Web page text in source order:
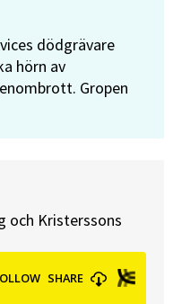
dödgrävare
hörn av
Gropen
och Kristerssons